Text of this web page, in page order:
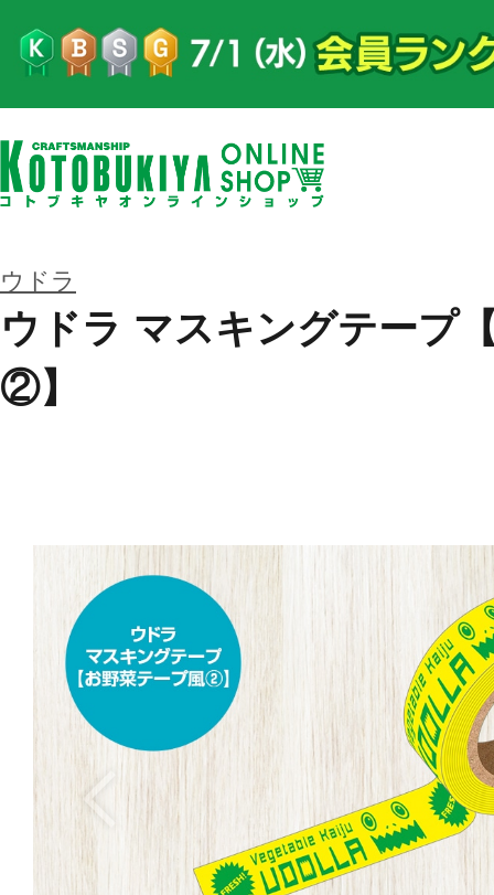
ウドラ
ウドラ マスキングテープ
②】